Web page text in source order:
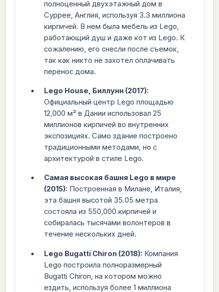
полноценный двухэтажный дом в
Суррее, Англия, используя 3.3 миллиона
кирпичей. В нем была мебель из Lego,
работающий душ и даже кот из Lego. К
сожалению, его снесли после съемок,
так как никто не захотел оплачивать
перенос дома.
Lego House, Биллунн (2017):
Официальный центр Lego площадью
12,000 м² в Дании использовал 25
миллионов кирпичей во внутренних
экспозициях. Само здание построено
традиционными методами, но с
архитектурой в стиле Lego.
Самая высокая башня Lego в мире
(2015): Построенная в Милане, Италия,
эта башня высотой 35.05 метра
состояла из 550,000 кирпичей и
собиралась тысячами волонтеров в
течение нескольких дней.
Lego Bugatti Chiron (2018): Компания
Lego построила полноразмерный
Bugatti Chiron, на котором можно
ездить, используя более 1 миллиона